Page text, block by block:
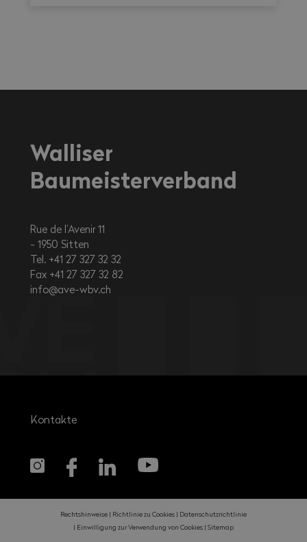
Walliser
Baumeisterverband
Rue de l’Avenir 11
1950 Sitten
Tel. +41 27 327 32 32
Fax +41 27 327 32 82
info@ave-wbv.ch
Kontakte
Rechtshinweise Richtlinie zu Cookies
Datenschutzrichtlinie
Einwilligung zur Verwendung von Cookies Sitemap